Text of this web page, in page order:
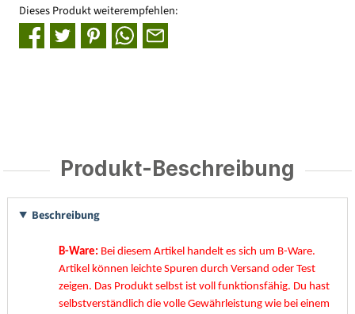
Dieses Produkt weiterempfehlen:
Produkt-Beschreibung
Beschreibung
B-Ware: Bei diesem Artikel handelt es sich um B-Ware.
Artikel können leichte Spuren durch Versand oder Test
zeigen. Das Produkt selbst ist voll funktionsfähig. Du hast
selbstverständlich die volle Gewährleistung wie bei einem